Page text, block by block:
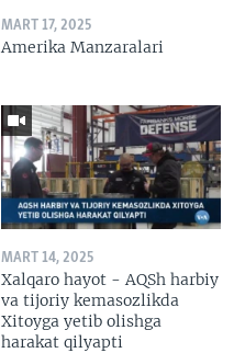
MART 17, 2025
Amerika Manzaralari
MART 14, 2025
Xalqaro hayot - AQSh harbiy
va tijoriy kemasozlikda
Xitoyga yetib olishga
harakat qilyapti